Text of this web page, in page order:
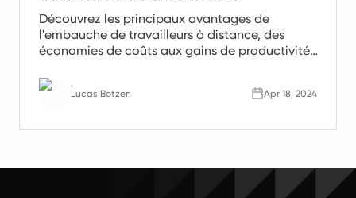
Découvrez les principaux avantages de
l'embauche de travailleurs à distance, des
économies de coûts aux gains de productivité.
l'avenir du travail.
Lucas Botzen Apr 18, 2024